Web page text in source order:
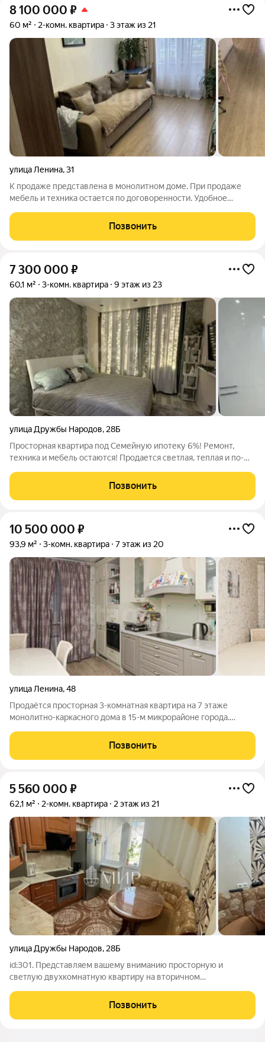
8 100 000 ₽
60 м² 2-комн. квартира 3 этаж из 21
улица Ленина,31
К продаже представлена в монолитном доме. При продаже
мебель и техника остается по договоренности. Удобное
доступности: школа, детский садик, аптеки, магазины и
автобусные остановки. Квартира без
Позвонить
7 300 000 ₽
60,1 м² 3-комн. квартира 9 этаж из 23
улица Дружбы Народов, 28Б
Просторная квартира под Семейную ипотеку 6%! Ремонт,
техника и мебель остаются! Продается светлая, теплая и по-
Это идеальный вариант для тех, кто хочет воспользоваться
Позвонить
10 500 000 ₽
93,9 м² 3-комн. квартира 7 этаж из 20
улица Ленина,48
Продаётся просторная 3-комнатная квартира на 7 этаже
монолитно-каркасного дома в 15-м микрорайоне города.
подходит под семейную ипотеку 6%. Рядом детский сад и
лицей, до них можно дойти, не
Позвонить
5 560 000 ₽
62,1 м² 2-комн. квартира 2 этаж из 21
улица Дружбы Народов, 28Б
id:301. Представляем вашему вниманию просторную и
светлую двухкомнатную квартиру на вторичном
на втором этаже 21-этажного жилого комплекса. Общая
площадь помещений составляет 62.1 квадратных
Позвонить